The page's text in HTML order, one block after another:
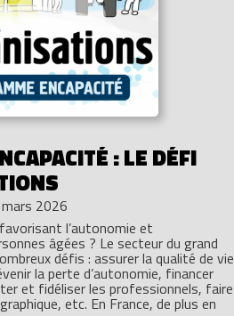
: LE DÉFI
2026
l’autonomie et
âgées ? Le secteur du grand
défis : assurer la qualité de vie
la perte d’autonomie, financer
et fidéliser les professionnels, faire
etc. En France, de plus en